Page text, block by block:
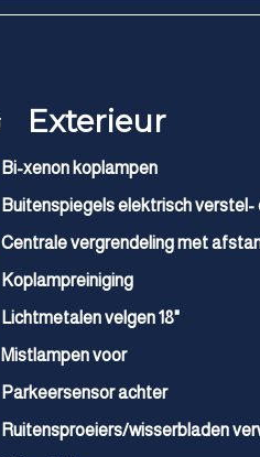
Exterieur
Bi-xenon koplampen
Buitenspiegels elektrisch verstel-
Centrale vergrendeling met
Koplampreiniging
Lichtmetalen velgen 18"
Mistlampen voor
Parkeersensor achter
Ruitensproeiers/wisserbladen